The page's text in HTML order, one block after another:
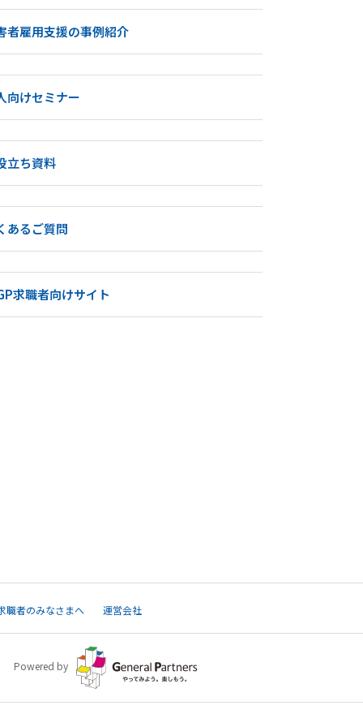
者雇用支援の事例紹介
向けセミナー
立ち資料
あるご質問
求職者向けサイト
職者のみなさまへ 運営会社
Powered by